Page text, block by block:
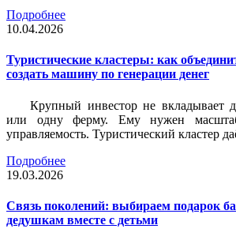
Подробнее
10.04.2026
Туристические кластеры: как
создать машину по генерации денег
Крупный инвестор не вкладывает
или одну ферму. Ему нужен
управляемость. Туристический кластер
Подробнее
19.03.2026
Связь поколений: выбираем подарок
дедушкам вместе с детьми